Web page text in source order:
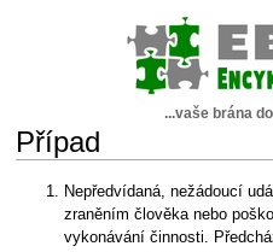
...vaše brána
Případ
Skočit
navigaci
Skočit
vyhledávání
Nepředvídaná, nežádoucí
zraněním člověka nebo
vykonávání činnosti.